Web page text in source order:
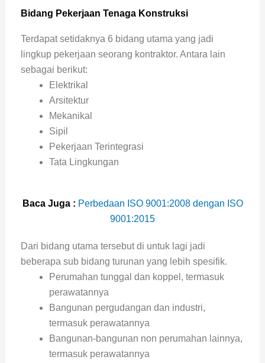
Bidang Pekerjaan Tenaga Konstruksi
Terdapat setidaknya 6 bidang utama yang jadi
lingkup pekerjaan seorang kontraktor. Antara lain
sebagai berikut:
Elektrikal
Arsitektur
Mekanikal
Sipil
Pekerjaan Terintegrasi
Tata Lingkungan
Baca Juga : Perbedaan ISO 9001:2008 dengan ISO
9001:2015
Dari bidang utama tersebut di untuk lagi jadi
beberapa sub bidang turunan yang lebih spesifik.
Perumahan tunggal dan koppel, termasuk
perawatannya
Bangunan pergudangan dan industri,
termasuk perawatannya
Bangunan-bangunan non perumahan lainnya,
termasuk perawatannya